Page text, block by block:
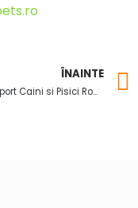
ÎNAINTE
🐾 Transport Caini si Pisici Romania – Anglia | Citypets.ro 🐾